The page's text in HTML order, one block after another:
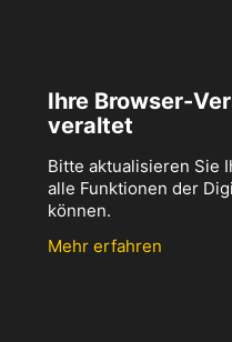
Ihre Browser-
veraltet
Bitte aktualisieren Sie
alle Funktionen der
können.
Mehr erfahren